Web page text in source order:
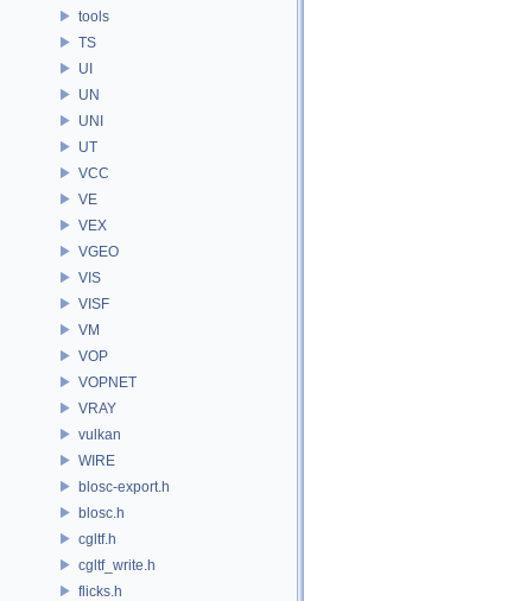
tools
TS
UI
UN
UNI
UT
VCC
VE
VEX
VGEO
VIS
VISF
VM
VOP
VOPNET
VRAY
vulkan
WIRE
blosc-export.h
blosc.h
cgltf.h
cgltf_write.h
flicks.h